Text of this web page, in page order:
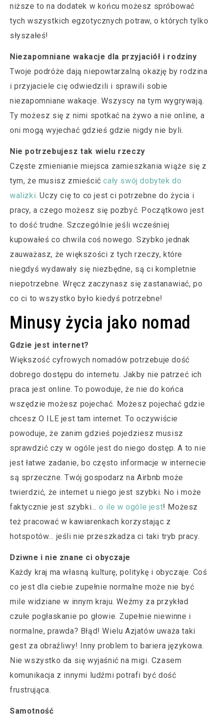
niższe to na dodatek w końcu możesz spróbować
tych wszystkich egzotycznych potraw, o których tylko
słyszałeś!
Niezapomniane wakacje dla przyjaciół i rodziny
Twoje podróże dają niepowtarzalną okazję by rodzina
i przyjaciele cię odwiedzili i sprawili sobie
niezapomniane wakacje. Wszyscy na tym wygrywają.
Ty możesz się z nimi spotkać na żywo a nie online, a
oni mogą wyjechać gdzieś gdzie nigdy nie byli.
Nie potrzebujesz tak wielu rzeczy
Częste zmienianie miejsca zamieszkania wiąże się z
tym, że musisz zmieścićcały swój dobytek do
walizki. Uczy cię to co jest ci potrzebne do życia i
pracy, a czego możesz się pozbyć. Początkowo jest
to dość trudne. Szczególnie jeśli wcześniej
kupowałeś co chwila coś nowego. Szybko jednak
zauważasz, że większości z tych rzeczy, które
niegdyś wydawały się niezbędne, są ci kompletnie
niepotrzebne. Wręcz zaczynasz się zastanawiać, po
co ci to wszystko było kiedyś potrzebne!
Minusy życia jako nomad
Gdzie jest internet?
Większość cyfrowych nomadów potrzebuje dość
dobrego dostępu do internetu. Jakby nie patrzeć ich
praca jest online. To powoduje, że nie do końca
wszędzie możesz pojechać. Możesz pojechać gdzie
chcesz O ILE jest tam internet. To oczywiście
powoduje, że zanim gdzieś pojedziesz musisz
sprawdzić czy w ogóle jest do niego dostęp. A to nie
jest łatwe zadanie, bo często informacje w internecie
są sprzeczne. Twój gospodarz na Airbnb może
twierdzić, że internet u niego jest szybki. No i może
faktycznie jest szybki…o ile w ogóle jest! Możesz
też pracować w kawiarenkach korzystając z
hotspotów… jeśli nie przeszkadza ci taki tryb pracy.
Dziwne i nie znane ci obyczaje
Każdy kraj ma własną kulturę, politykę i obyczaje. Coś
co jest dla ciebie zupełnie normalne może nie być
mile widziane w innym kraju. Weźmy za przykład
czułe pogłaskanie po głowie. Zupełnie niewinne i
normalne, prawda? Błąd! Wielu Azjatów uważa taki
gest za obraźliwy! Inny problem to bariera językowa.
Nie wszystko da się wyjaśnić na migi. Czasem
komunikacja z innymi ludźmi potrafi być dość
frustrująca.
Samotność